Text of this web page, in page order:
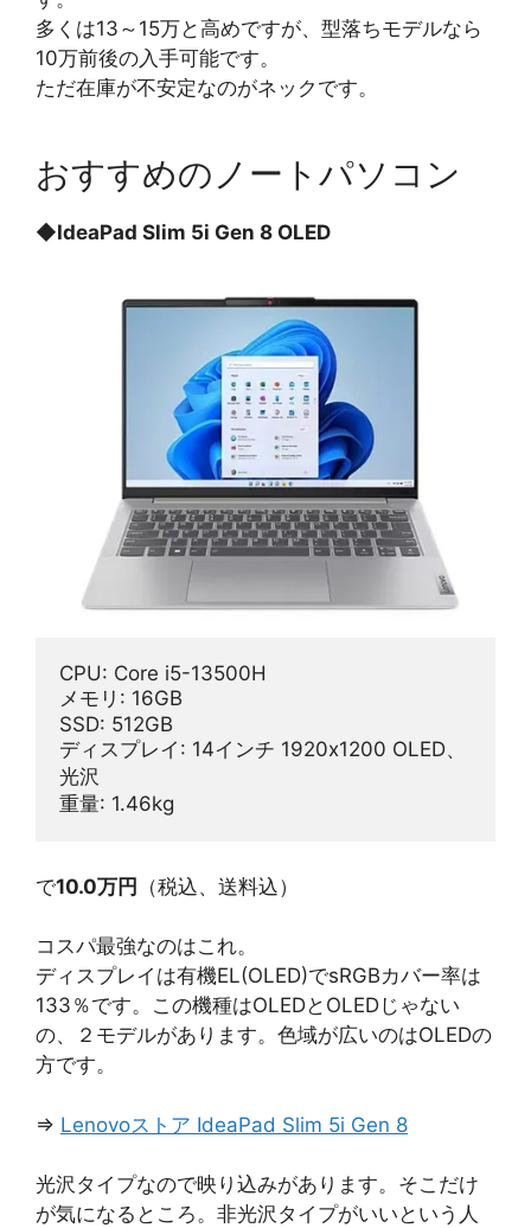
多くは13～15万と高めですが、型落ちモデルなら
10万前後の入手可能です。
ただ在庫が不安定なのがネックです。
おすすめのノートパソコン
◆IdeaPad Slim 5i Gen 8 OLED
CPU: Core i5-13500H
メモリ: 16GB
SSD: 512GB
ディスプレイ: 14インチ 1920x1200 OLED、
光沢
重量: 1.46kg
で10.0万円 （税込、送料込）
コスパ最強なのはこれ。
ディスプレイは有機EL(OLED)でsRGBカバー率は
133％です。この機種はOLEDとOLEDじゃない
の、２モデルがあります。色域が広いのはOLEDの
方です。
⇒ Lenovoストア IdeaPad Slim 5i Gen 8
光沢タイプなので映り込みがあります。そこだけ
が気になるところ。非光沢タイプがいいという人